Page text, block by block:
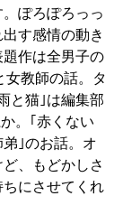
ぽろぽろっっ
す感情の動き
作は全男子の
女教師の話。タ
と猫｣は編集部
。｢赤くない
｣のお話。オ
、もどかしさ
にさせてくれ